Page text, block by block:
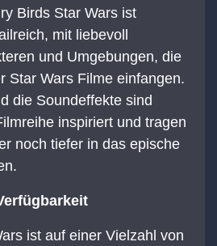
Birds Star Wars ist
mit liebevoll
und Umgebungen, die
Star Wars Filme einfangen.
die Soundeffekte sind
inspiriert und tragen
noch tiefer in das epische
ist auf einer Vielzahl von